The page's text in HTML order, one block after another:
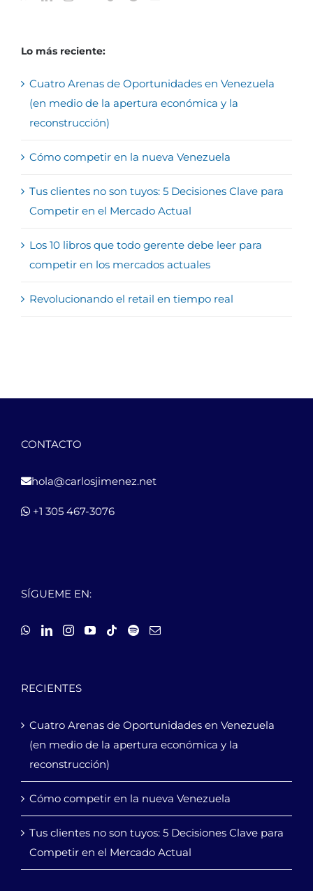
Lo más reciente:
Cuatro Arenas de Oportunidades en Venezuela
(en medio de la apertura económica y la
reconstrucción)
Cómo competir en la nueva Venezuela
Tus clientes no son tuyos: 5 Decisiones Clave para
Competir en el Mercado Actual
Los 10 libros que todo gerente debe leer para
competir en los mercados actuales
Revolucionando el retail en tiempo real
CONTACTO
hola@carlosjimenez.net
+1 305 467-3076
SÍGUEME EN:
RECIENTES
Cuatro Arenas de Oportunidades en Venezuela
(en medio de la apertura económica y la
reconstrucción)
Cómo competir en la nueva Venezuela
Tus clientes no son tuyos: 5 Decisiones Clave para
Competir en el Mercado Actual